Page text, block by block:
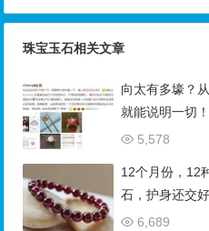
珠宝玉石相关文章
向太有多壕？
就能说明一切！
5,578
12个月份，12
石，护身还交好
6,689